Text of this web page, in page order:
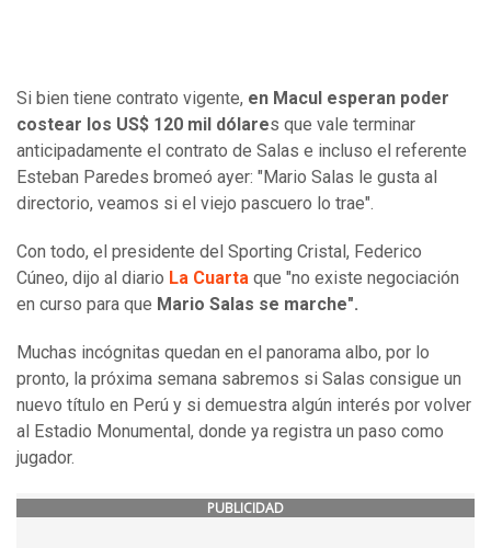
Si bien tiene contrato vigente, en Macul esperan poder
costear los US$ 120 mil dólares que vale terminar
anticipadamente el contrato de Salas e incluso el referente
Esteban Paredes bromeó ayer: "Mario Salas le gusta al
directorio, veamos si el viejo pascuero lo trae".
Con todo, el presidente del Sporting Cristal, Federico
Cúneo, dijo al diario La Cuarta que "no existe negociación
en curso para que Mario Salas se marche".
Muchas incógnitas quedan en el panorama albo, por lo
pronto, la próxima semana sabremos si Salas consigue un
nuevo título en Perú y si demuestra algún interés por volver
al Estadio Monumental, donde ya registra un paso como
jugador.
PUBLICIDAD